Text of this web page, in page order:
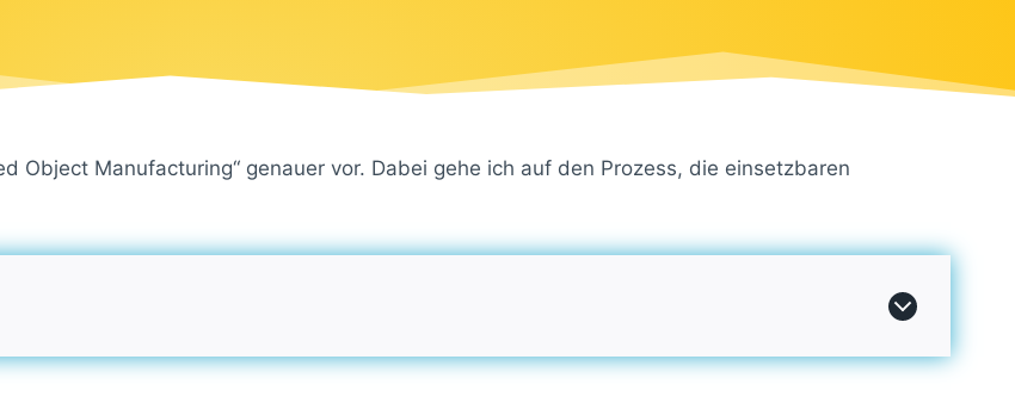
Object Manufacturing“ genauer vor. Dabei gehe ich auf den Prozess, die einsetzbaren